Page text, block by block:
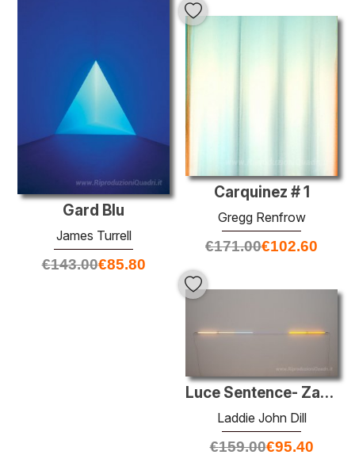
Gard Blu
James Turrell
€143.00€85.80
Carquinez # 1
Gregg Renfrow
€171.00€102.60
Luce Sentence- Zafferano
Laddie John Dill
€159.00€95.40